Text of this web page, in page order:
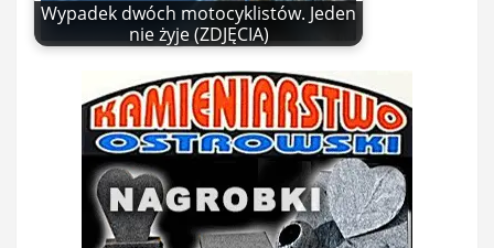
Wypadek dwóch motocyklistów. Jeden
nie żyje (ZDJĘCIA)